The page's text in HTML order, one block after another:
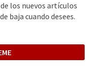
los nuevos artículos
baja cuando desees.